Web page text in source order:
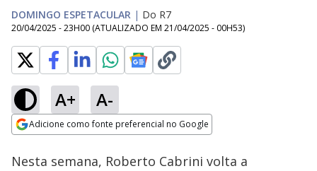
DOMINGO ESPETACULAR | Do R7
20/04/2025 - 23H00 (ATUALIZADO EM 21/04/2025 - 00H53)
A+ A-
Adicione como fonte preferencial no Google
Ativar
Loaded:
4.68%
Nesta semana, Roberto Cabrini volta a